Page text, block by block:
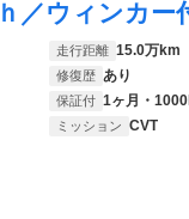
走行距離 15.0万km
修復歴 あり
保証付 1ヶ月・
ミッション CVT